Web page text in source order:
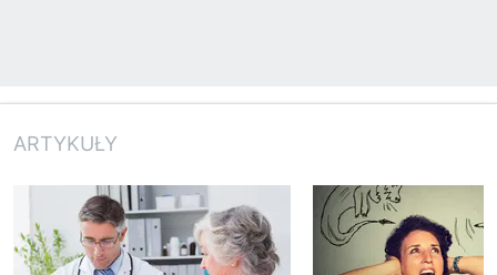
ARTYKUŁY